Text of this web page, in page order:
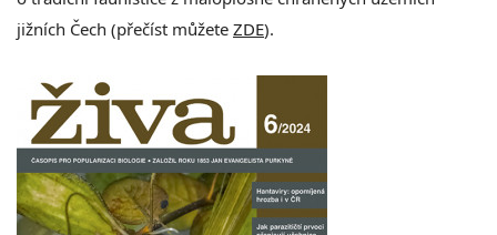
jižních Čech (přečíst můžete ZDE).